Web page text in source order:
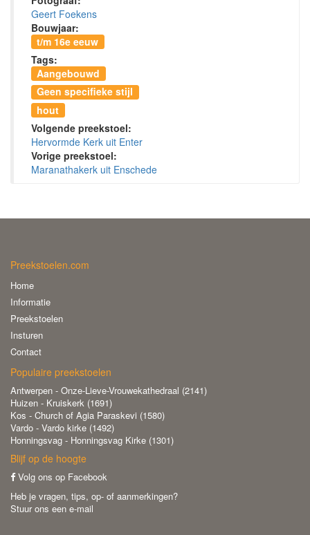
Geert Foekens
Bouwjaar:
t/m 16e eeuw
Tags:
Aangebouwd
Geen specifieke stijl
hout
Volgende preekstoel:
Hervormde Kerk uit Enter
Vorige preekstoel:
Maranathakerk uit Enschede
Preekstoelen.com
Home
Informatie
Preekstoelen
Insturen
Contact
Populaire preekstoelen
Antwerpen - Onze-Lieve-Vrouwekathedraal (2141)
Huizen - Kruiskerk (1691)
Kos - Church of Agia Paraskevi (1580)
Vardo - Vardo kirke (1492)
Honningsvag - Honningsvag Kirke (1301)
Blijf op de hoogte
Volg ons op Facebook
Heb je vragen, tips, op- of aanmerkingen?
Stuur ons een e-mail